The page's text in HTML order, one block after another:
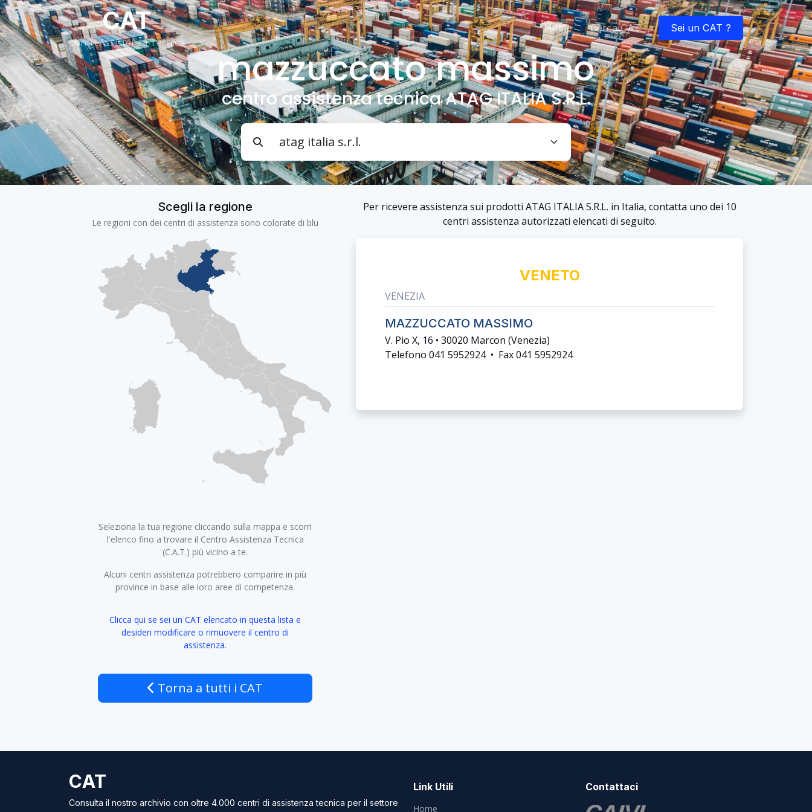
CAT
Centri Assistenza Tecnica
Home Cerca CAT Sei un CAT ?
mazzuccato massimo
centro assistenza tecnica ATAG ITALIA S.R.L.
Scegli la regione
Le regioni con dei centri di assistenza sono colorate di blu
−
Seleziona la tua regione cliccando sulla mappa e scorri
l'elenco fino a trovare il Centro Assistenza Tecnica
(C.A.T.) più vicino a te.
Alcuni centri assistenza potrebbero comparire in più
province in base alle loro aree di competenza.
Clicca qui se sei un CAT elencato in questa lista e
desideri modificare o rimuovere il centro di
assistenza.
Torna a tutti i CAT
Per ricevere assistenza sui prodotti ATAG ITALIA S.R.L. in Italia, contatta uno dei 10
centri assistenza autorizzati elencati di seguito.
VENETO
VENEZIA
MAZZUCCATO MASSIMO
V. Pio X, 16 • 30020 Marcon (venezia)
Telefono 041 5952924 • Fax 041 5952924
CAT
Consulta il nostro archivio con oltre 4.000 centri di assistenza tecnica per il settore
Link Utili
Home
Contattaci